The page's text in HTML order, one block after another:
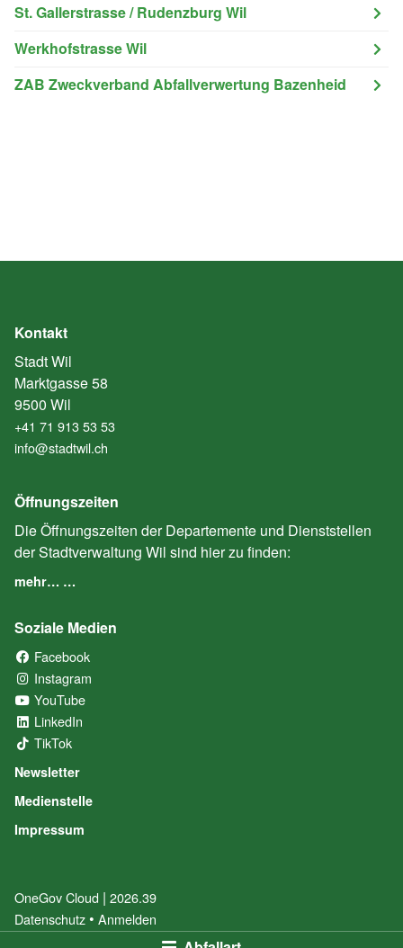
St. Gallerstrasse / Rudenzburg Wil
Werkhofstrasse Wil
ZAB Zweckverband Abfallverwertung Bazenheid
Kontakt
Stadt Wil
Marktgasse 58
9500 Wil
+41 71 913 53 53
info@stadtwil.ch
Öffnungszeiten
Die Öffnungszeiten der Departemente und Dienststellen
der Stadtverwaltung Wil sind hier zu finden:
mehr… …
Soziale Medien
Facebook
Instagram
YouTube
LinkedIn
TikTok
Newsletter
Medienstelle
Impressum
OneGov Cloud (External Link)
| 2026.39
Datenschutz (External Link)
Anmelden